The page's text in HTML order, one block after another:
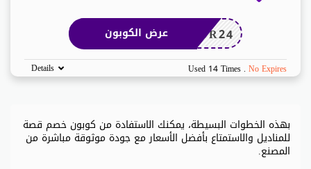
DR24 عرض الكوبون
Used 14 Times . No Expires
Details
بهذه الخطوات البسيطة، يمكنك الاستفادة من كوبون خصم قصة
للمناديل والاستمتاع بأفضل الأسعار مع جودة موثوقة مباشرة من
المصنع.